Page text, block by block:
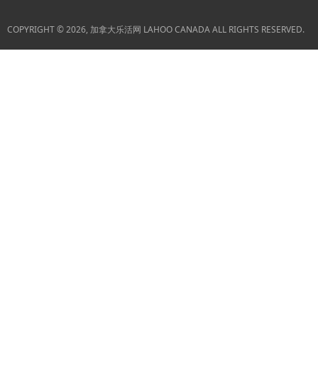
COPYRIGHT © 2026, 加拿大乐活网 LAHOO CANADA ALL RIGHTS RESERVED.